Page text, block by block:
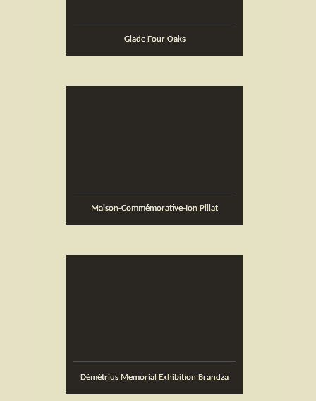
Glade Four Oaks
Maison-Commémorative-Ion Pillat
Démétrius Memorial Exhibition Brandza